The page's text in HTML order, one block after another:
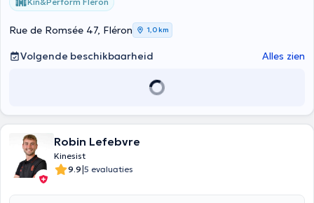
Rue de Romsée 47, Fléron 1,0 km
Volgende beschikbaarheid Alles zien
Robin Lefebvre
Kinesist
9.9|5 evaluaties